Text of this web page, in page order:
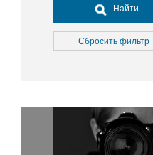
Досуг, туризм и отдых
Культура
Медицина
Окружающая среда
Политика
Правосудие
Найти
Сбросить фильтр